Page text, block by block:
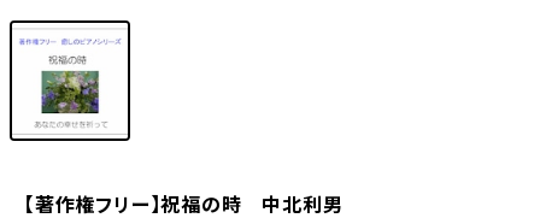
【著作権フリー】祝福の時 中北利男